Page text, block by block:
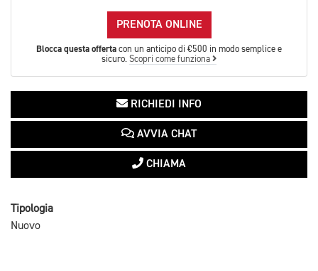
PRENOTA ONLINE
Blocca questa offerta con un anticipo di €500 in modo semplice e
sicuro. Scopri come funziona
RICHIEDI INFO
AVVIA CHAT
CHIAMA
Tipologia
Nuovo